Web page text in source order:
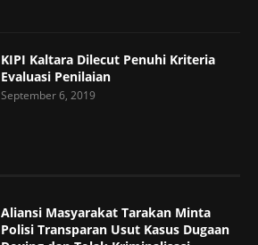
KIPI Kaltara Dilecut Penuhi Kriteria
Evaluasi Penilaian
September 6, 2019
Aliansi Masyarakat Tarakan Minta
Polisi Transparan Usut Kasus Dugaan